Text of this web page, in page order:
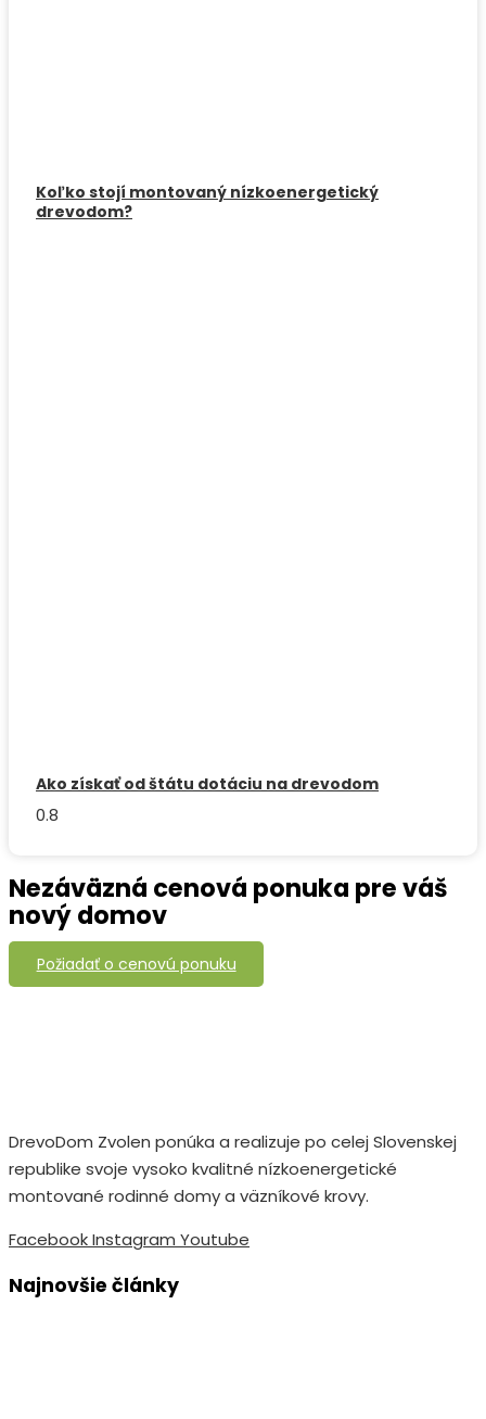
Koľko stojí montovaný nízkoenergetický
drevodom?
Ako získať od štátu dotáciu na drevodom
Nezáväzná cenová ponuka pre váš
nový domov
Požiadať o cenovú ponuku
DrevoDom Zvolen ponúka a realizuje po celej Slovenskej
republike svoje vysoko kvalitné nízkoenergetické
montované rodinné domy a väzníkové krovy.
FacebookInstagram Youtube
Najnovšie články